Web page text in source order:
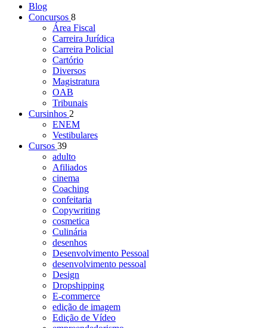
Blog
Concursos 8
Área Fiscal
Carreira Jurídica
Carreira Policial
Cartório
Diversos
Magistratura
OAB
Tribunais
Cursinhos 2
ENEM
Vestibulares
Cursos 39
adulto
Afiliados
cinema
Coaching
confeitaria
Copywriting
cosmetica
Culinária
desenhos
Desenvolvimento Pessoal
desenvolvimento pessoal
Design
Dropshipping
E-commerce
edição de imagem
Edição de Vídeo